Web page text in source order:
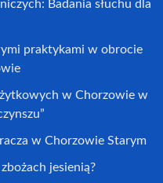
Badania słuchu dla
praktykami w obrocie
w Chorzowie w
w Chorzowie Starym
jesienią?